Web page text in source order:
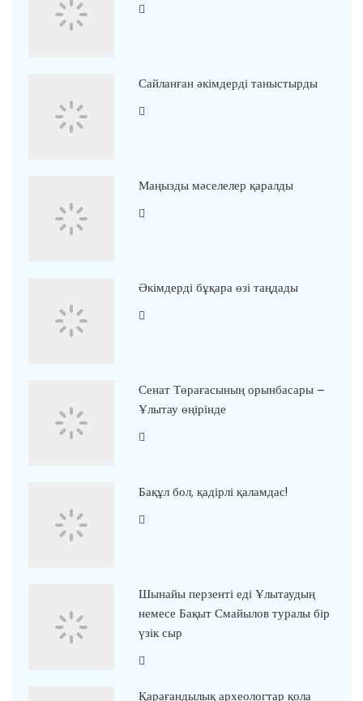
Сайланған әкімдерді таныстырды
Маңызды мәселелер қаралды
Әкімдерді бұқара өзі таңдады
Сенат Төрағасының орынбасары –
Ұлытау өңірінде
Бақұл бол, қадірлі қаламдас!
Шынайы перзенті еді Ұлытаудың
немесе Бақыт Смайылов туралы бір
үзік сыр
Қарағандылық археологтар қола